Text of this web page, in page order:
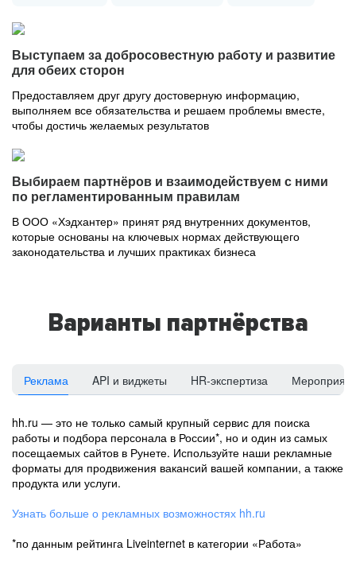
Выступаем за добросовестную работу и развитие
для обеих сторон
Предоставляем друг другу достоверную информацию,
выполняем все обязательства и решаем проблемы вместе,
чтобы достичь желаемых результатов
Выбираем партнёров и взаимодействуем с ними
по регламентированным правилам
В ООО «Хэдхантер» принят ряд внутренних документов,
которые основаны на ключевых нормах действующего
законодательства и лучших практиках бизнеса
Варианты партнёрства
Реклама API и виджеты HR-экспертиза
hh.ru — это не только самый крупный сервис для поиска
работы и подбора персонала в России*, но и один из самых
посещаемых сайтов в Рунете. Используйте наши рекламные
форматы для продвижения вакансий вашей компании, а также
продукта или услуги.
Узнать больше о рекламных возможностях hh.ru
*по данным рейтинга Liveinternet в категории «Работа»